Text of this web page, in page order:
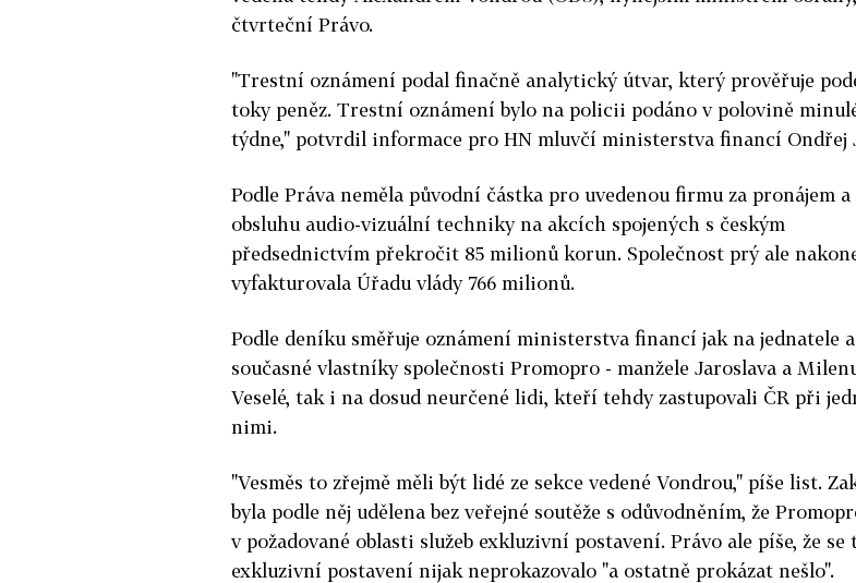
čtvrteční Právo.
"Trestní oznámení podal finačně analytický útvar, který prověřuje
toky peněz. Trestní oznámení bylo na policii podáno v polovině
týdne," potvrdil informace pro HN mluvčí ministerstva financí Ondřej
Podle Práva neměla původní částka pro uvedenou firmu za pronájem a
obsluhu audio-vizuální techniky na akcích spojených s českým
předsednictvím překročit 85 milionů korun. Společnost prý ale
vyfakturovala Úřadu vlády 766 milionů.
Podle deníku směřuje oznámení ministerstva financí jak na jednatele a
současné vlastníky společnosti Promopro - manžele Jaroslava a
Veselé, tak i na dosud neurčené lidi, kteří tehdy zastupovali ČR při
nimi.
"Vesměs to zřejmě měli být lidé ze sekce vedené Vondrou," píše list.
byla podle něj udělena bez veřejné soutěže s odůvodněním, že
v požadované oblasti služeb exkluzivní postavení. Právo ale píše, že se
exkluzivní postavení nijak neprokazovalo "a ostatně prokázat nešlo".